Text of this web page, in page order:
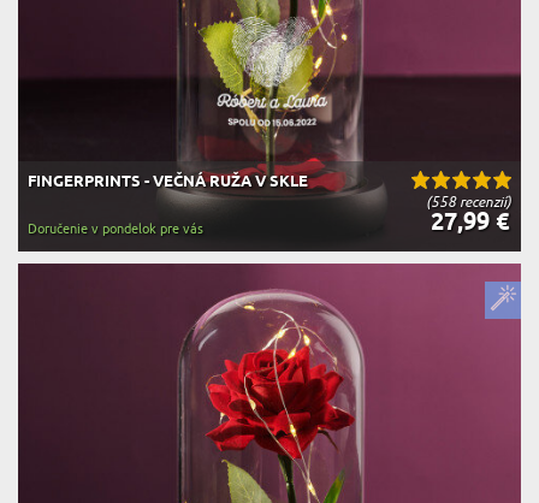
(558 recenzií)
FINGERPRINTS - VEČNÁ RUŽA V SKLE
27,99 €
Doručenie v pondelok pre vás